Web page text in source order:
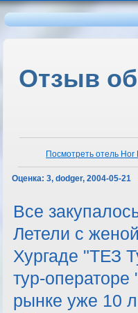
Отзыв об
Посмотреть отель Hor
Оценка: 3, dodger, 2004-05-21
Все
Летели с
Хургаде "ТЕЗ
тур-
рынке уже 10